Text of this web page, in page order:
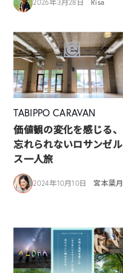
2026年3月28日 Risa
TABIPPO CARAVAN
価値観の変化を感じる、
忘れられないロサンゼル
ス一人旅
2024年10月10日 宮本葉月